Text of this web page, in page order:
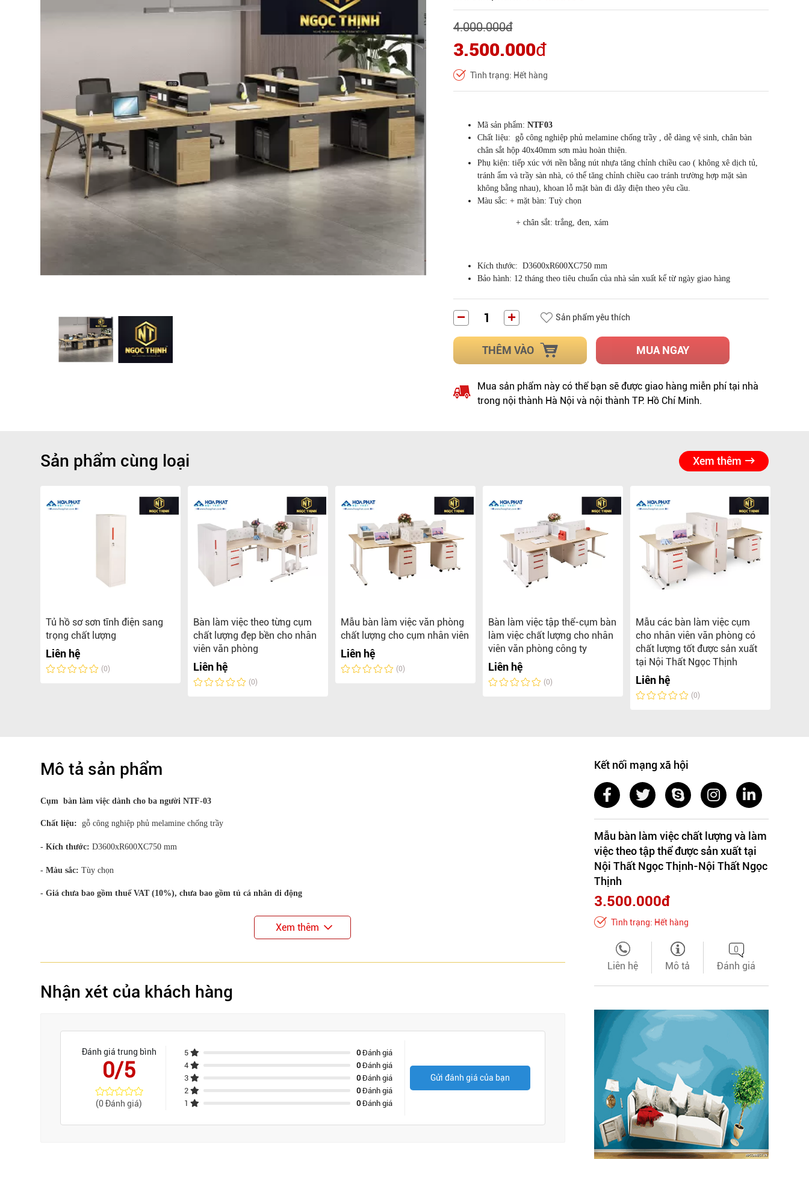
Bếp từ-Bếp hồng ngoại
Giá để dao thớt
Kệ để chất tẩy rửa
Kệ gia vị
Kệ góc liên hoàn
4.000.000đ
3.500.000đ
Tình trạng: Hết hàng
Mã sản phẩm:NTF03
Chất liệu: gỗ công nghiệp phủ melamine chống trầy , dễ dàng vệ sinh, chân bàn
chân sắt hộp 40x40mm sơn màu hoàn thiện.
Phụ kiện: tiếp xúc với nền bằng nút nhựa tăng chỉnh chiều cao ( không xê dịch tủ,
tránh ẩm và trầy sàn nhà, có thể tăng chỉnh chiều cao tránh trường hợp mặt sàn
không bằng nhau), khoan lỗ mặt bàn đi dây điện theo yêu cầu.
Màu sắc: + mặt bàn: Tuỳ chọn
+ chân sắt: trắng, đen, xám
Kích thước:
D3600xR600XC750 mm
Bảo hành: 12 tháng theo tiêu chuẩn của nhà sản xuất kể từ ngày giao hàng
Sản phẩm yêu thích
THÊM VÀO MUA NGAY
Mua sản phẩm này có thể bạn sẽ được giao hàng miễn phí tại nhà
trong nội thành Hà Nội và nội thành TP. Hồ Chí Minh.
Sản phẩm cùng loại Xem thêm
Tủ hồ sơ sơn tĩnh điện sang
trọng chất lượng
Liên hệ
(0)
Bàn làm việc theo từng cụm
chất lượng đẹp bền cho nhân
viên văn phòng
Liên hệ
(0)
Mẫu bàn làm việc văn phòng
chất lượng cho cụm nhân viên
Liên hệ
(0)
Bàn làm việc tập thể-cụm bàn
làm việc chất lượng cho nhân
viên văn phòng công ty
Liên hệ
(0)
Mẫu các bàn làm việc cụm
cho nhân viên văn phòng có
chất lượng tốt được sản xuất
tại Nội Thất Ngọc Thịnh
Liên hệ
(0)
Mô tả sản phẩm
Cụm bàn làm việc dành cho ba người NTF-03
Chất liệu: gỗ công nghiệp phủ melamine chống trầy
- Kích thước: D3600xR600XC750 mm
- Màu sắc: Tùy chọn
- Giá chưa bao gồm thuế VAT (10%), chưa bao gồm tủ cá nhân di động
Xem thêm
Nhận xét của khách hàng
Đánh giá trung bình
0/5
(0 Đánh giá)
5 0Đánh giá
4
0Đánh giá
3
0Đánh giá
2
0Đánh giá
1
0Đánh giá
Gửi đánh giá của bạn
Kết nối mạng xã hội
Mẫu bàn làm việc chất lượng và làm
việc theo tập thể được sản xuất tại
Nội Thất Ngọc Thịnh-Nội Thất Ngọc
Thịnh
3.500.000đ
Tình trạng: Hết hàng
Liên hệ Mô tả
0
Đánh giá